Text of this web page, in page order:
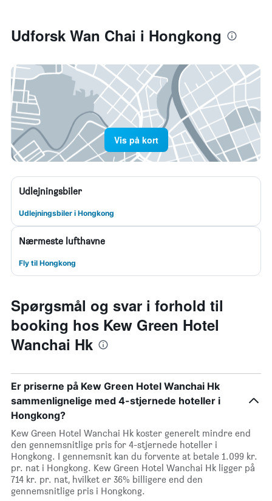
Udforsk Wan Chai i Hongkong
Vis på kort
Udlejningsbiler
Udlejningsbiler i Hongkong
Nærmeste lufthavne
Fly til Hongkong
Spørgsmål og svar i forhold til
booking hos Kew Green Hotel
Wanchai Hk
Er priserne på Kew Green Hotel Wanchai Hk
sammenlignelige med 4-stjernede hoteller i
Hongkong?
Kew Green Hotel Wanchai Hk koster generelt mindre end
den gennemsnitlige pris for 4-stjernede hoteller i
Hongkong. I gennemsnit kan du forvente at betale 1.099 kr.
pr. nat i Hongkong. Kew Green Hotel Wanchai Hk ligger på
714 kr. pr. nat, hvilket er 36% billigere end den
gennemsnitlige pris i Hongkong.